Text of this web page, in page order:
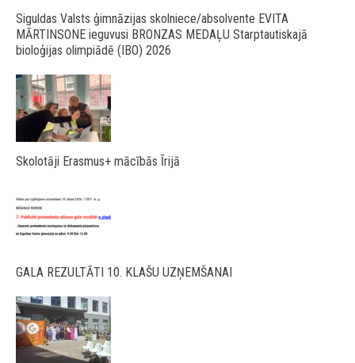
Siguldas Valsts ģimnāzijas skolniece/absolvente EVITA
MĀRTINSONE ieguvusi BRONZAS MEDAĻU Starptautiskajā
bioloģijas olimpiādē (IBO) 2026
Skolotāji Erasmus+ mācībās Īrijā
GALA REZULTĀTI 10. KLAŠU UZŅEMŠANAI